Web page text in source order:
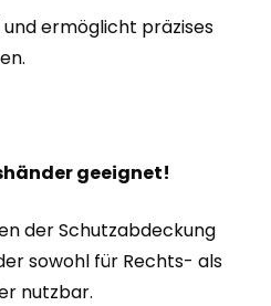
und ermöglicht präzises
geeignet!
der Schutzabdeckung
sowohl für Rechts- als
nutzbar.